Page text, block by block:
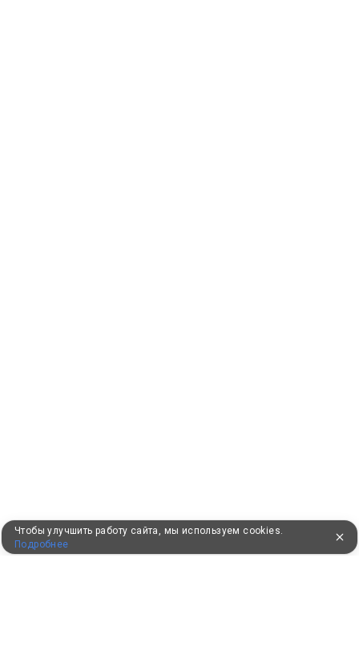
Чтобы улучшить работу сайта, мы используем cookies.
Подробнее